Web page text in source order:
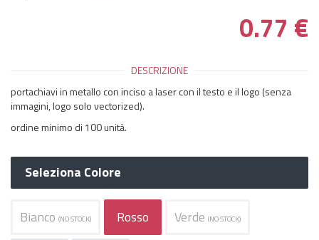
0.77 €
DESCRIZIONE
portachiavi in ​​metallo con inciso a laser con il testo e il logo (senza
immagini, logo solo vectorized).
ordine minimo di 100 unità.
Seleziona Colore
Bianco (NO STOCK) Rosso Verde (NO STOCK)